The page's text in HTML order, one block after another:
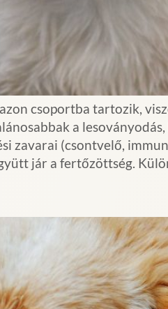
csoportba tartozik,
a
zavarai (csontvelő,
jár a fertőzöttség.